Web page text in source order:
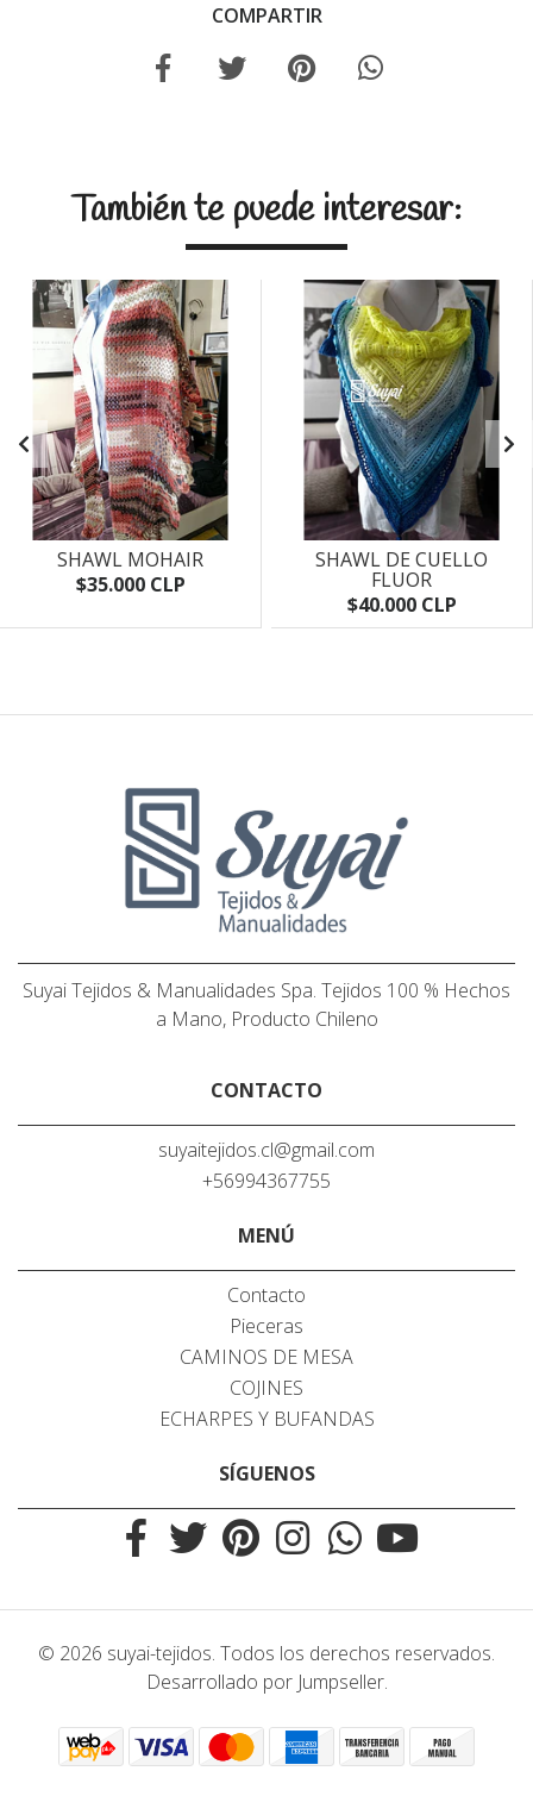
COMPARTIR
También te puede interesar:
SHAWL MOHAIR
$35.000 CLP
SHAWL DE CUELLO
FLUOR
$40.000 CLP
Suyai Tejidos & Manualidades Spa. Tejidos 100 % Hechos
a Mano, Producto Chileno
CONTACTO
suyaitejidos.cl@gmail.com
+56994367755
MENÚ
Contacto
Pieceras
CAMINOS DE MESA
COJINES
ECHARPES Y BUFANDAS
SÍGUENOS
© 2026 suyai-tejidos. Todos los derechos reservados.
Desarrollado por Jumpseller.